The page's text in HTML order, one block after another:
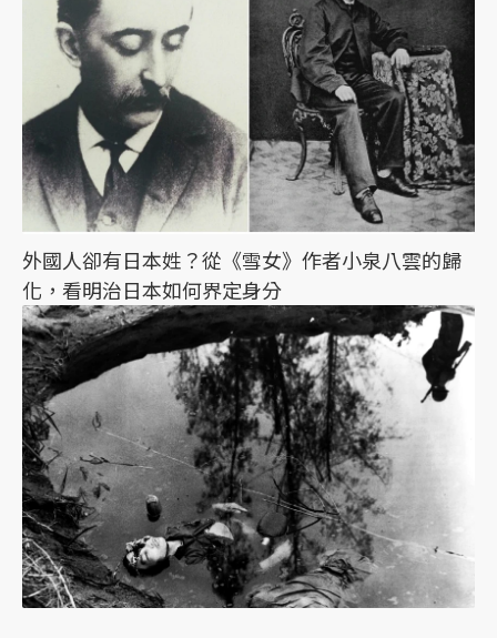
外國人卻有日本姓？從《雪女》作者小泉八雲的歸
化，看明治日本如何界定身分